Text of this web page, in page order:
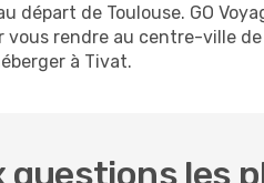
départ de Toulouse. GO
vous rendre au centre-ville
à Tivat.
questions les